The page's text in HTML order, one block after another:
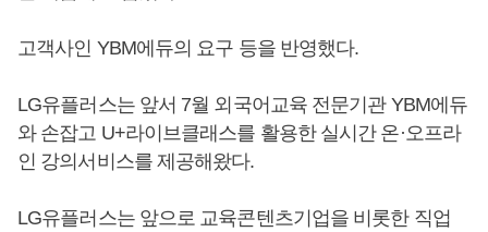
고객사인 YBM에듀의 요구 등을 반영했다.
LG유플러스는 앞서 7월 외국어교육 전문기관 YBM에듀
와 손잡고 U+라이브클래스를 활용한 실시간 온·오프라
인 강의서비스를 제공해왔다.
LG유플러스는 앞으로 교육콘텐츠기업을 비롯한 직업